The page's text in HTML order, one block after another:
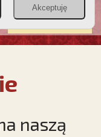
WESPRZYJ
NAS
naszą
Akceptuję